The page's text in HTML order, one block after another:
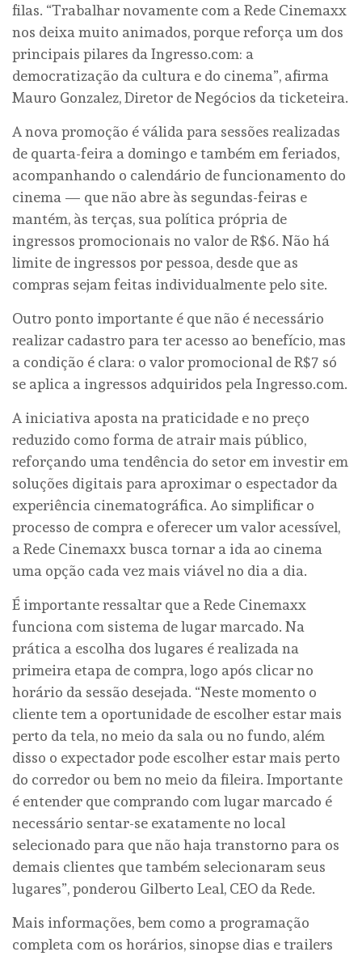
filas. “Trabalhar novamente com a Rede Cinemaxx
nos deixa muito animados, porque reforça um dos
principais pilares da Ingresso.com: a
democratização da cultura e do cinema”, afirma
Mauro Gonzalez, Diretor de Negócios da ticketeira.
A nova promoção é válida para sessões realizadas
de quarta-feira a domingo e também em feriados,
acompanhando o calendário de funcionamento do
cinema — que não abre às segundas-feiras e
mantém, às terças, sua política própria de
ingressos promocionais no valor de R$6. Não há
limite de ingressos por pessoa, desde que as
compras sejam feitas individualmente pelo site.
Outro ponto importante é que não é necessário
realizar cadastro para ter acesso ao benefício, mas
a condição é clara: o valor promocional de R$7 só
se aplica a ingressos adquiridos pela Ingresso.com.
A iniciativa aposta na praticidade e no preço
reduzido como forma de atrair mais público,
reforçando uma tendência do setor em investir em
soluções digitais para aproximar o espectador da
experiência cinematográfica. Ao simplificar o
processo de compra e oferecer um valor acessível,
a Rede Cinemaxx busca tornar a ida ao cinema
uma opção cada vez mais viável no dia a dia.
É importante ressaltar que a Rede Cinemaxx
funciona com sistema de lugar marcado. Na
prática a escolha dos lugares é realizada na
primeira etapa de compra, logo após clicar no
horário da sessão desejada. “Neste momento o
cliente tem a oportunidade de escolher estar mais
perto da tela, no meio da sala ou no fundo, além
disso o expectador pode escolher estar mais perto
do corredor ou bem no meio da fileira. Importante
é entender que comprando com lugar marcado é
necessário sentar-se exatamente no local
selecionado para que não haja transtorno para os
demais clientes que também selecionaram seus
lugares”, ponderou Gilberto Leal, CEO da Rede.
Mais informações, bem como a programação
completa com os horários, sinopse dias e trailers